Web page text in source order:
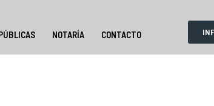
NOTARÍA CONTACTO